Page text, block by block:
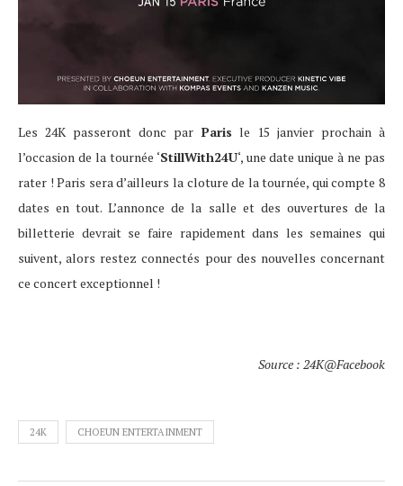
Les 24K passeront donc par Paris le 15 janvier prochain à
l’occasion de la tournée ‘StillWith24U‘, une date unique à ne pas
rater ! Paris sera d’ailleurs la cloture de la tournée, qui compte 8
dates en tout. L’annonce de la salle et des ouvertures de la
billetterie devrait se faire rapidement dans les semaines qui
suivent, alors restez connectés pour des nouvelles concernant
ce concert exceptionnel !
Source : 24K@Facebook
24K CHOEUN ENTERTAINMENT